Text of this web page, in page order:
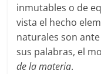
inmutables o de
vista el hecho
naturales son
sus palabras, el
de la materia.